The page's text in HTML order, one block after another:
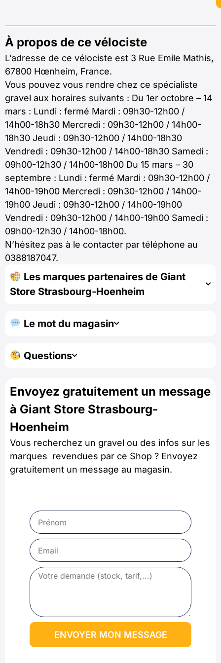
À propos de ce vélociste
L’adresse de ce vélociste est 3 Rue Emile Mathis,
67800 Hœnheim, France.
Vous pouvez vous rendre chez ce spécialiste
gravel aux horaires suivants : Du 1er octobre – 14
mars : Lundi : fermé Mardi : 09h30-12h00 /
14h00-18h30 Mercredi : 09h30-12h00 / 14h00-
18h30 Jeudi : 09h30-12h00 / 14h00-18h30
Vendredi : 09h30-12h00 / 14h00-18h30 Samedi :
09h00-12h30 / 14h00-18h00 Du 15 mars – 30
septembre : Lundi : fermé Mardi : 09h30-12h00 /
14h00-19h00 Mercredi : 09h30-12h00 / 14h00-
19h00 Jeudi : 09h30-12h00 / 14h00-19h00
Vendredi : 09h30-12h00 / 14h00-19h00 Samedi :
09h00-12h30 / 14h00-18h00.
N’hésitez pas à le contacter par téléphone au
0388187047.
Les marques partenaires de Giant
Store Strasbourg-Hoenheim
Le mot du magasin
Questions
Envoyez gratuitement un message
à Giant Store Strasbourg-
Hoenheim
Vous recherchez un gravel ou des infos sur les
marques revendues par ce Shop ? Envoyez
gratuitement un message au magasin.
ENVOYER MON MESSAGE